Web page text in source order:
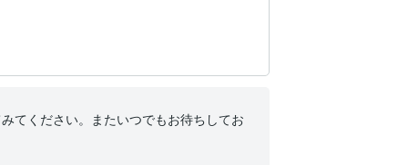
てください。またいつでもお待ちしてお